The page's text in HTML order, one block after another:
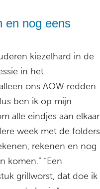
en nog eens
kiezelhard in de
in het
ons AOW redden
ben ik op mijn
alle eindjes aan elkaar
week met de folders
rekenen en nog
komen.” “Een
grillworst, dat doe ik